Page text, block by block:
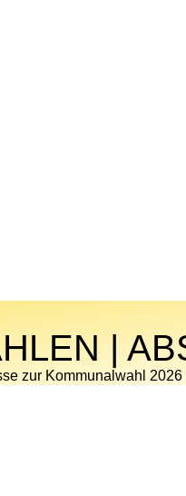
|
zur Kommunalwahl 2026